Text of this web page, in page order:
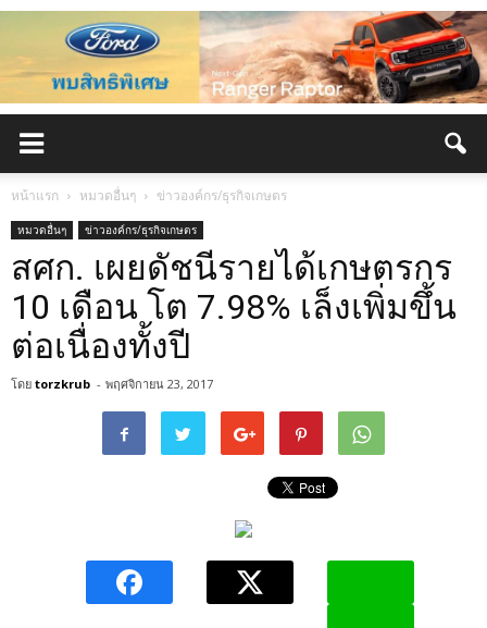
หน้าแรก หมวดอื่นๆ ข่าวองค์กร/ธุรกิจเกษตร
หมวดอื่นๆ ข่าวองค์กร/ธุรกิจเกษตร
สศก. เผยดัชนีรายได้เกษตรกร
10 เดือน โต 7.98% เล็งเพิ่มขึ้น
ต่อเนื่องทั้งปี
โดย torzkrub - พฤศจิกายน 23, 2017